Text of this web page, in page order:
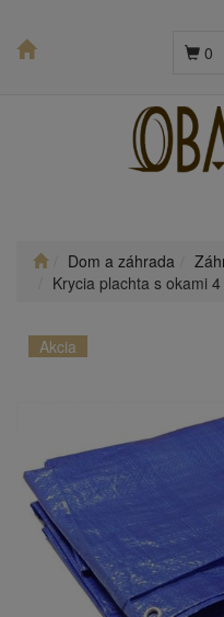
0
Dom a záhrada
Krycia plachta s okami
Akcia